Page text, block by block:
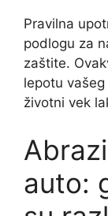
Pravilna
podlogu za
zaštite.
lepotu
životni vek
auto: